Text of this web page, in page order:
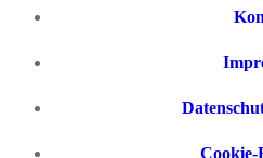
Cookie-